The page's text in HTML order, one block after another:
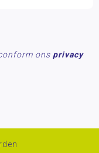
ons privacy